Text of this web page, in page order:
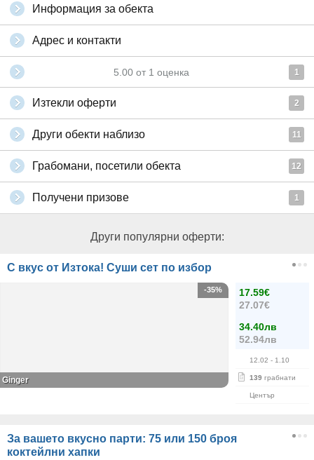
Информация за обекта
Адрес и контакти
5.00 от 1 оценка 1
Изтекли оферти 2
Други обекти наблизо 11
Грабомани, посетили обекта 12
Получени призове 1
Други популярни оферти:
С вкус от Изтока! Суши сет по избор
17.59€
27.07€
34.40лв
52.94лв
12.02 - 1.10
139 грабнати
Център
-35%
Ginger
За вашето вкусно парти: 75 или 150 броя
коктейлни хапки